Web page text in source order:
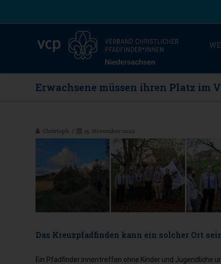
Erwachsene müssen ihren Platz im
Christoph 15. November 2022
Das Kreuzpfadfinden kann ein solcher Ort
Ein Pfadfinder:innentreffen ohne Kinder und Jugendliche